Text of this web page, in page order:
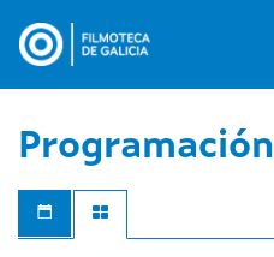
contido
Programación